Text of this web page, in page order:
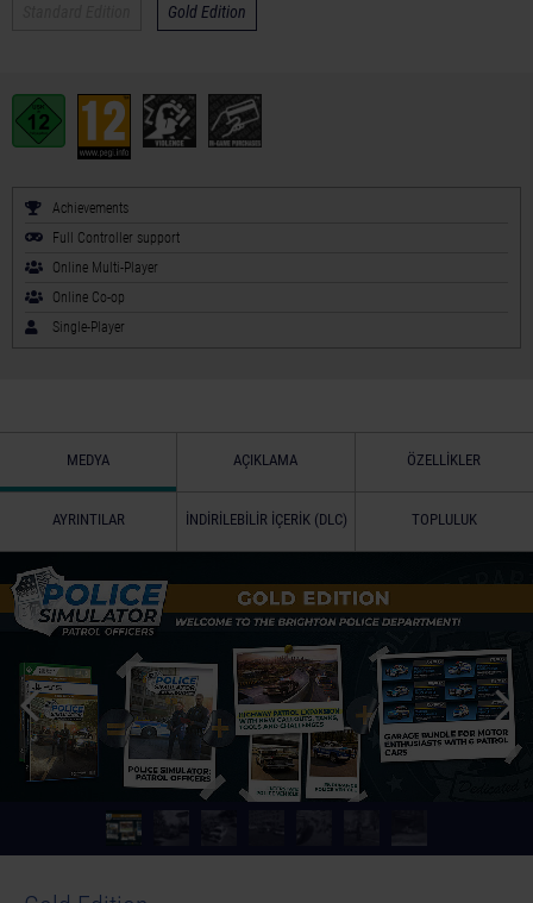
Gold Edition
Achievements
Full Controller support
Online Multi-Player
Online Co-op
Single-Player
MEDYA AÇIKLAMA ÖZELLIKLER
AYRINTILAR İNDIRILEBILIR İÇERIK (DLC) TOPLULUK